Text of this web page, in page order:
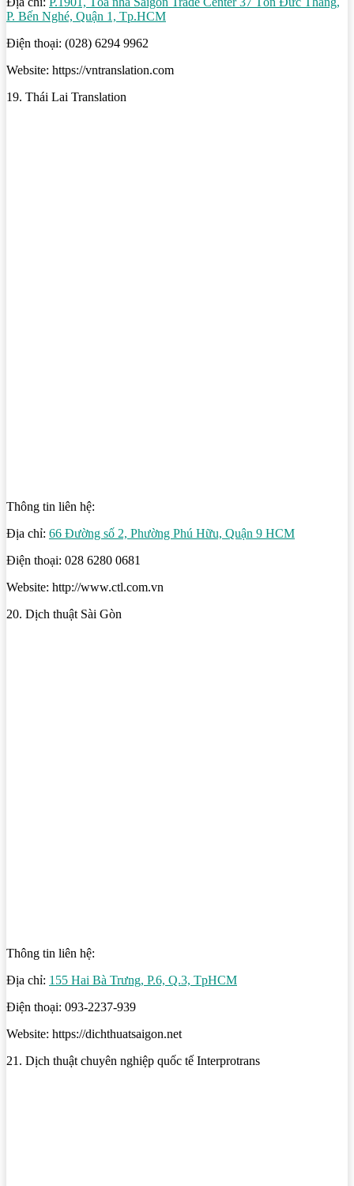
P. Bến Nghé, Quận 1, Tp.HCM
Điện thoại: (028) 6294 9962
Website: https://vntranslation.com
19. Thái Lai Translation
Thông tin liên hệ:
Địa chỉ: 66 Đường số 2, Phường Phú Hữu, Quận 9 HCM
Điện thoại: 028 6280 0681
Website: http://www.ctl.com.vn
20. Dịch thuật Sài Gòn
Thông tin liên hệ:
Địa chỉ: 155 Hai Bà Trưng, P.6, Q.3, TpHCM
Điện thoại: 093-2237-939
Website: https://dichthuatsaigon.net
21. Dịch thuật chuyên nghiệp quốc tế Interprotrans